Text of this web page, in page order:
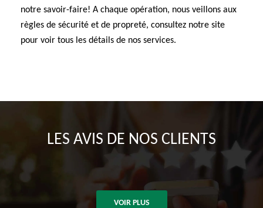
notre savoir-faire! A chaque opération, nous veillons aux
règles de sécurité et de propreté, consultez notre site
pour voir tous les détails de nos services.
LES AVIS DE NOS CLIENTS
VOIR PLUS